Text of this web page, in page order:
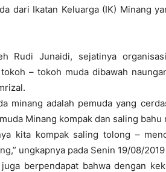
dari Ikatan Keluarga (IK) Minang
Rudi Junaidi, sejatinya
– tokoh muda dibawah
minang adalah pemuda yang
Minang kompak dan saling bahu
kita kompak saling tolong –
ungkapnya pada Senin 19/08/2019
berpendapat bahwa dengan